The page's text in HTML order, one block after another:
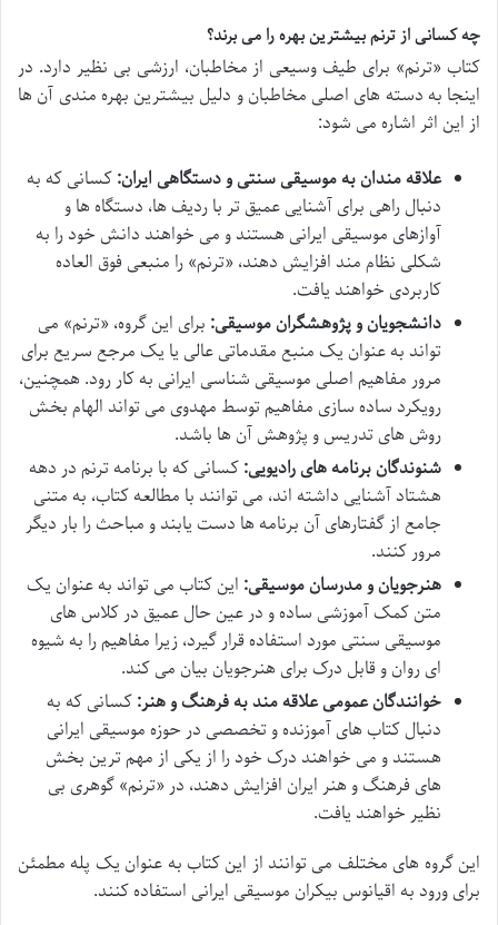
چه کسانی از ترنم بیشترین بهره را می برند؟
کتاب «ترنم» برای طیف وسیعی از مخاطبان، ارزشی بی نظیر دارد. در
اینجا به دسته های اصلی مخاطبان و دلیل بیشترین بهره مندی آن ها
از این اثر اشاره می شود:
علاقه مندان به موسیقی سنتی و دستگاهی ایران:کسانی که به
دنبال راهی برای آشنایی عمیق تر با ردیف ها، دستگاه ها و
آوازهای موسیقی ایرانی هستند و می خواهند دانش خود را به
شکلی نظام مند افزایش دهند، «ترنم» را منبعی فوق العاده
کاربردی خواهند یافت.
دانشجویان و پژوهشگران موسیقی: برای این گروه، «ترنم» می
تواند به عنوان یک منبع مقدماتی عالی یا یک مرجع سریع برای
مرور مفاهیم اصلی موسیقی شناسی ایرانی به کار رود. همچنین،
رویکرد ساده سازی مفاهیم توسط مهدوی می تواند الهام بخش
روش های تدریس و پژوهش آن ها باشد.
شنوندگان برنامه های رادیویی:کسانی که با برنامه ترنم در دهه
هشتاد آشنایی داشته اند، می توانند با مطالعه کتاب، به متنی
جامع از گفتارهای آن برنامه ها دست یابند و مباحث را بار دیگر
مرور کنند.
هنرجویان و مدرسان موسیقی: این کتاب می تواند به عنوان یک
متن کمک آموزشی ساده و در عین حال عمیق در کلاس های
موسیقی سنتی مورد استفاده قرار گیرد، زیرا مفاهیم را به شیوه
ای روان و قابل درک برای هنرجویان بیان می کند.
خوانندگان عمومی علاقه مند به فرهنگ و هنر:کسانی که به
دنبال کتاب های آموزنده و تخصصی در حوزه موسیقی ایرانی
هستند و می خواهند درک خود را از یکی از مهم ترین بخش
های فرهنگ و هنر ایران افزایش دهند، در «ترنم» گوهری بی
نظیر خواهند یافت.
این گروه های مختلف می توانند از این کتاب به عنوان یک پله مطمئن
برای ورود به اقیانوس بیکران موسیقی ایرانی استفاده کنند.